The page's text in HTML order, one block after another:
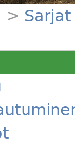
>